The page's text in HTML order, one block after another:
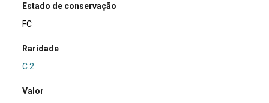
Estado de conservação
FC
Raridade
C.2
Valor